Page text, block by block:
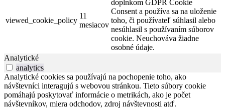
viewed_cookie_policy
11
mesiacov
doplnkom GDPR Cookie
Consent a používa sa na uloženie
toho, či používateľ súhlasil alebo
nesúhlasil s používaním súborov
cookie. Neuchováva žiadne
osobné údaje.
Analytické
analytics
Analytické cookies sa používajú na pochopenie toho, ako
návštevníci interagujú s webovou stránkou. Tieto súbory cookie
pomáhajú poskytovať informácie o metrikách, ako je počet
návštevníkov, miera odchodov, zdroj návštevnosti atď.